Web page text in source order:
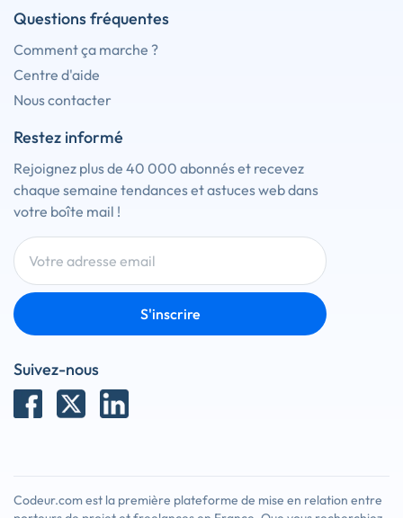
x
Questions fréquentes
Comment ça marche ?
Centre d'aide
Nous contacter
Restez informé
Rejoignez plus de 40 000 abonnés et recevez
chaque semaine tendances et astuces web dans
votre boîte mail !
S'inscrire
Suivez-nous
Codeur.com est la première plateforme de mise en relation entre